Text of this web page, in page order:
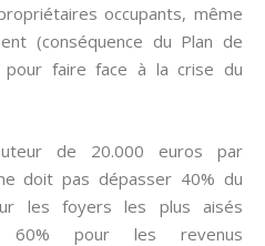
occupants, même
(conséquence du Plan de
pour faire face à la crise du
de 20.000 euros par
doit pas dépasser 40% du
les foyers les plus aisés
60% pour les revenus